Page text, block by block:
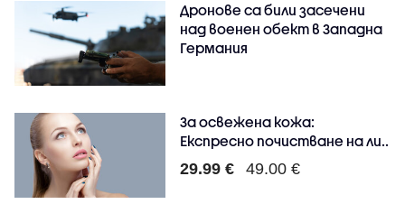
Дронове са били засечени
над военен обект в Западна
Германия
За освежена кожа:
Експресно почистване на ли..
29.99 € 49.00 €